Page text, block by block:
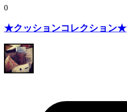
0
★クッションコレクション★